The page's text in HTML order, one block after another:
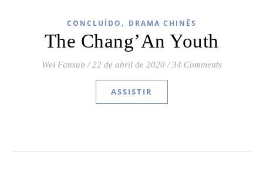
CONCLUÍDO , DRAMA CHINÊS
The Chang’An Youth
Wei Fansub / 22 de abril de 2020 / 34 Comments
ASSISTIR